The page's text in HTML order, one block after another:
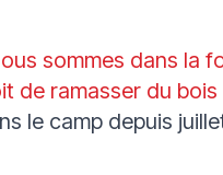
sommes dans la
de ramasser du bois
le camp depuis